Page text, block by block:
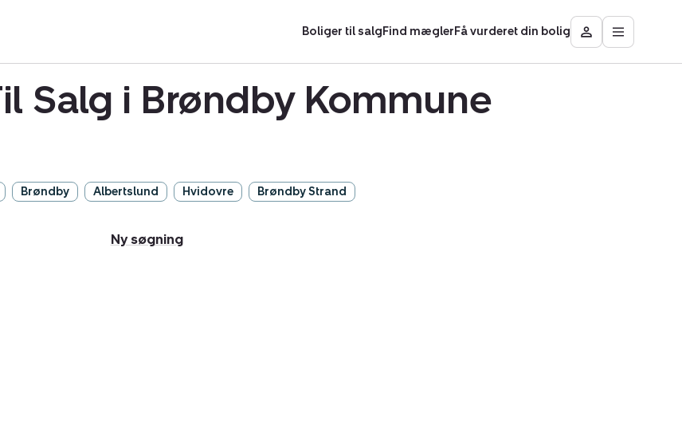
Boliger til salgFind mæglerFå vurderet din bolig
Besøg
Mit
Åbn
Salg i Brøndby Kommune
Brøndby Albertslund Hvidovre Brøndby Strand
Ny søgning